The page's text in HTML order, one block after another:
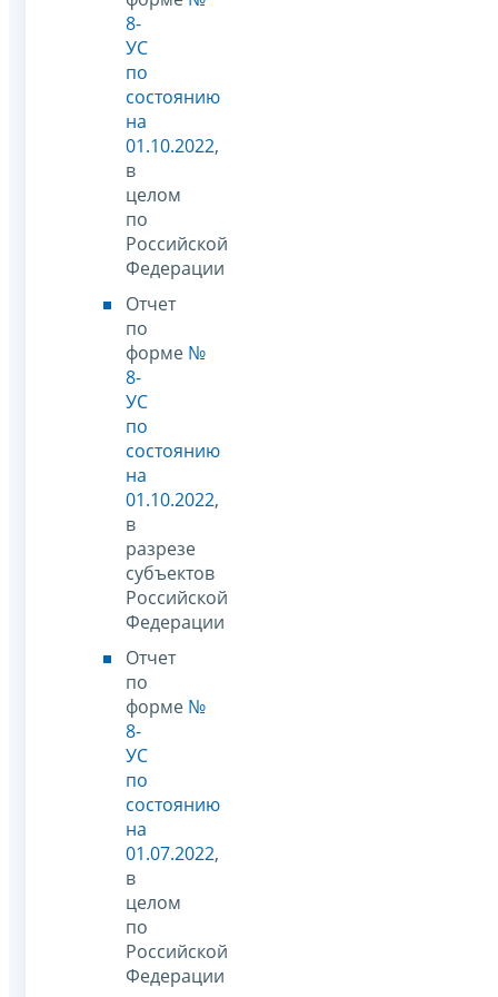
8-
УС
по
состоянию
на
01.10.2022,
в
целом
по
Российской
Федерации
Отчет
по
форме №
8-
УС
по
состоянию
на
01.10.2022,
в
разрезе
субъектов
Российской
Федерации
Отчет
по
форме №
8-
УС
по
состоянию
на
01.07.2022,
в
целом
по
Российской
Федерации